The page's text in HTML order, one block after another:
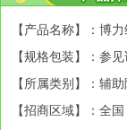
【产品名称】：博
【规格包装】：参
【所属类别】：辅
【招商区域】：全国